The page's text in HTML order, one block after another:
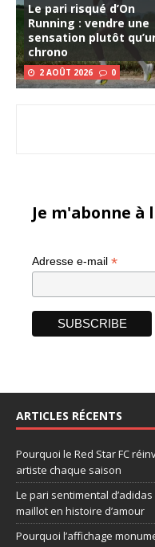
Le pari risqué d’On
Running : vendre une
sensation plutôt
chrono
2 AOÛT 2026 0
Je m'abonne
Adresse e-mail *
ARTICLES RÉCENTS
Pourquoi le Red Star FC
artiste chaque saison
Le pari sentimental
maillot en histoire d’amour
Pourquoi l’affichage